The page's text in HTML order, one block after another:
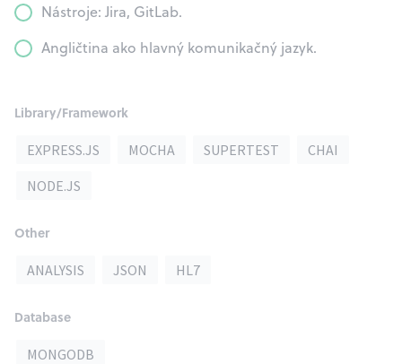
Nástroje: Jira, GitLab.
Angličtina ako hlavný komunikačný jazyk.
Library/Framework
EXPRESS.JS MOCHA SUPERTEST
CHAI
NODE.JS
Other
ANALYSIS JSON HL7
Database
MONGODB